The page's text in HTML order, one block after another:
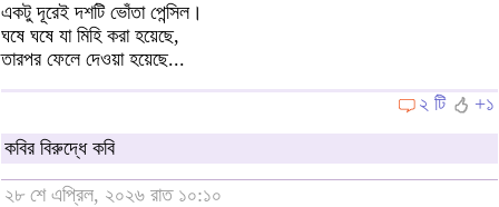
একটু দূরেই দশটি ভোঁতা পেন্সিল।
ঘষে ঘষে যা মিহি করা হয়েছে,
তারপর ফেলে দেওয়া হয়েছে...
২ টি
+১
কবির বিরুদ্ধে কবি
২৮ শে এপ্রিল, ২০২৬ রাত ১০:১০